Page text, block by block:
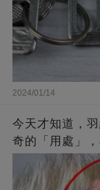
2024/01/14
今天才知道，
奇的「用處」